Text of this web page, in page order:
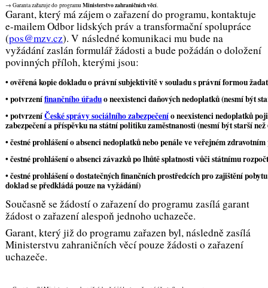
→ Garanta zařazuje do programuMinisterstvo zahraničních věcí.
Garant, který má zájem o zařazení do programu, kontaktuje
e-mailem Odbor lidských práv a transformační spolupráce
(pos@mzv.cz). V následné komunikaci mu bude na
vyžádání zaslán formulář žádosti a bude požádán o doložení
povinných příloh, kterými jsou:
• ověřená kopie dokladu oprávní subjektivitěv souladu s právní formou
• potvrzenífinančního úřaduo neexistenci daňových nedoplatků (nesmí být
• potvrzeníČeské správy sociálního zabezpečenío neexistenci nedoplatků
zabezpečení a příspěvku na státní politiku zaměstnanosti (nesmí být starší než
• čestné prohlášení o absenci nedoplatků nebo penále veveřejném
• čestné prohlášení o absenci závazků po lhůtě splatnosti vůčistátnímu
• čestné prohlášení odostatečných finančních prostředcíchpro zajištění
doklad se předkládá pouze na vyžádání)
Současně se žádostí o zařazení do programu zasílá garant
žádost o zařazení alespoň jednoho uchazeče.
Garant, který již do programu zařazen byl, následně zasílá
Ministerstvu zahraničních věcí pouze žádosti o zařazení
uchazeče.